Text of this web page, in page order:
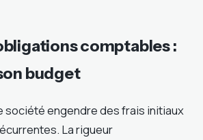
comptables :
budget
société engendre des frais initiaux
La rigueur